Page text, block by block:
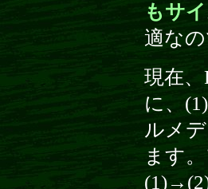
もサ
適なの
現在
に、
ルメ
ます